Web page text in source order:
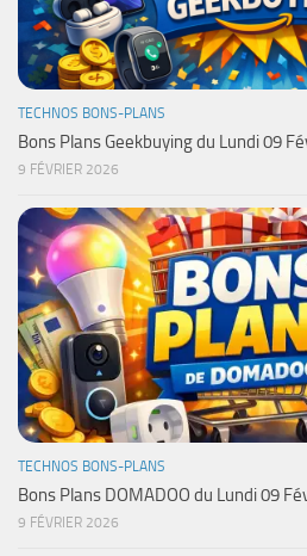
TECHNOS BONS-PLANS
Bons Plans Geekbuying du Lundi 09
9 FÉVRIER 2026
TECHNOS BONS-PLANS
Bons Plans DOMADOO du Lundi 09
9 FÉVRIER 2026